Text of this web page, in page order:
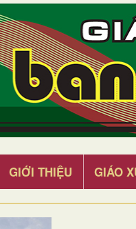
GIỚI THIỆU GIÁO